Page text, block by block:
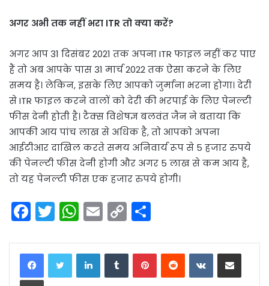
अगर अभी तक नहीं भरा ITR तो क्या करें?
अगर आप 31 दिसंबर 2021 तक अपना ITR फाइल नहीं कर पाए
हैं तो अब आपके पास 31 मार्च 2022 तक ऐसा करने के लिए
समय है। लेकिन, इसके लिए आपको जुर्माना भरना होगा। देरी
से ITR फाइल करने वालों को देरी की भरपाई के लिए पेनल्टी
फीस देनी होती है। टैक्स विशेषज्ञ बलवंत जैन ने बताया कि
आपकी आय पांच लाख से अधिक है, तो आपको अपना
आईटीआर दाखिल करते समय अनिवार्य रूप से 5 हजार रुपये
की पेनल्टी फीस देनी होगी और अगर 5 लाख से कम आय है,
तो यह पेनल्टी फीस एक हजार रुपये होगी।
F
c
e
T
itt
er
W
a
ts
E
ai
l
C
p
y
ar
e
LinkedInTumblrPinterestReddit VKontakteShare via Email
Print